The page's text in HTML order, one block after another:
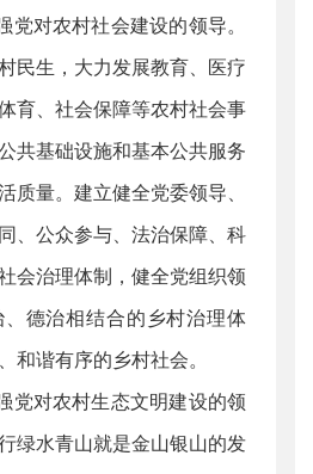
对农村社会建设的领导。
民生，大力发展教育、医疗
育、社会保障等农村社会事
共基础设施和基本公共服务
质量。建立健全党委领导、
、公众参与、法治保障、科
会治理体制，健全党组织领
德治相结合的乡村治理体
和谐有序的乡村社会。
党对农村生态文明建设的领
绿水青山就是金山银山的发